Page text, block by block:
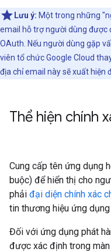
Lưu ý: Một trong những
email hỗ trợ người dùng được
OAuth. Nếu người dùng gặp
viên tổ chức Google Cloud
địa chỉ email này sẽ xuất hiện
Thể hiện chính
Cung cấp tên ứng dụng
buộc) để hiển thị cho
phải đại diện chính xác
tin thương hiệu ứng
Đối với ứng dụng phát
được xác định trong